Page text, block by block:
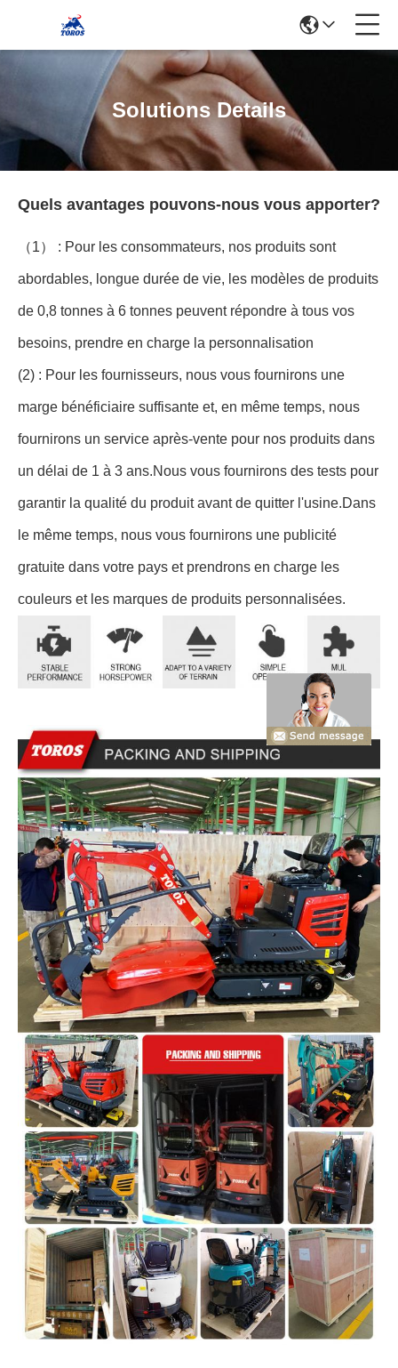
Solutions Details
Quels avantages pouvons-nous vous apporter?
（1） : Pour les consommateurs, nos produits sont
abordables, longue durée de vie, les modèles de produits
de 0,8 tonnes à 6 tonnes peuvent répondre à tous vos
besoins, prendre en charge la personnalisation
(2) : Pour les fournisseurs, nous vous fournirons une
marge bénéficiaire suffisante et, en même temps, nous
fournirons un service après-vente pour nos produits dans
un délai de 1 à 3 ans.Nous vous fournirons des tests pour
garantir la qualité du produit avant de quitter l'usine.Dans
le même temps, nous vous fournirons une publicité
gratuite dans votre pays et prendrons en charge les
couleurs et les marques de produits personnalisées.